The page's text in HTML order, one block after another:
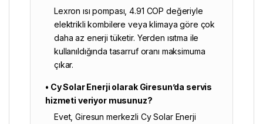
Lexron ısı pompası, 4.91 COP değeriyle
elektrikli kombilere veya klimaya göre çok
daha az enerji tüketir. Yerden ısıtma ile
kullanıldığında tasarruf oranı maksimuma
çıkar.
• Cy Solar Enerji olarak Giresun’da servis
hizmeti veriyor musunuz?
Evet, Giresun merkezli Cy Solar Enerji